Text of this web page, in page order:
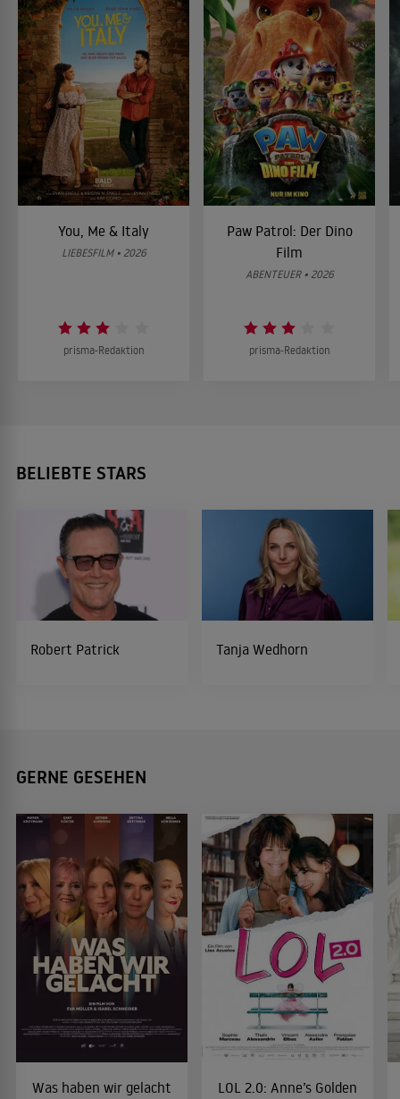
You, Me & Italy
LIEBESFILM • 2026
prisma-Redaktion
Paw Patrol: Der Dino
Film
ABENTEUER • 2026
prisma-Redaktion
BELIEBTE STARS
Robert Patrick Tanja Wedhorn
GERNE GESEHEN
Was haben wir gelacht
LOL 2.0: Anne’s Golden